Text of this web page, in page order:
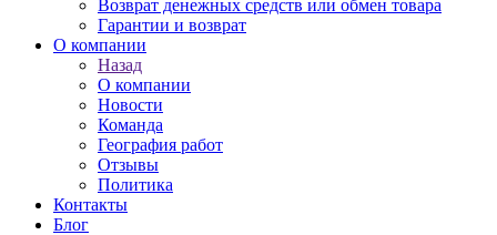
Возврат денежных средств или обмен товара
Гарантии и возврат
О компании
Назад
О компании
Новости
Команда
География работ
Отзывы
Политика
Контакты
Блог